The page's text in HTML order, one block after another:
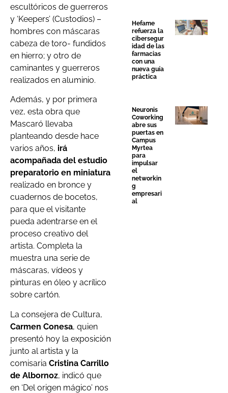
escultóricos de guerreros
y ‘Keepers’ (Custodios) –
hombres con máscaras
cabeza de toro- fundidos
en hierro; y otro de
caminantes y guerreros
realizados en aluminio.
Además, y por primera
vez, esta obra que
Mascaró llevaba
planteando desde hace
varios años, irá
acompañada del estudio
preparatorio en miniatura
realizado en bronce y
cuadernos de bocetos,
para que el visitante
pueda adentrarse en el
proceso creativo del
artista. Completa la
muestra una serie de
máscaras, vídeos y
pinturas en óleo y acrílico
sobre cartón.
La consejera de Cultura,
Carmen Conesa, quien
presentó hoy la exposición
junto al artista y la
comisaria Cristina Carrillo
de Albornoz, indicó que
en ‘Del origen mágico’ nos
Hefame
refuerza la
cibersegur
idad de las
farmacias
con una
nueva guía
práctica
Neuronis
Coworking
abre sus
puertas en
Campus
Myrtea
para
impulsar
el
networkin
g
empresari
al